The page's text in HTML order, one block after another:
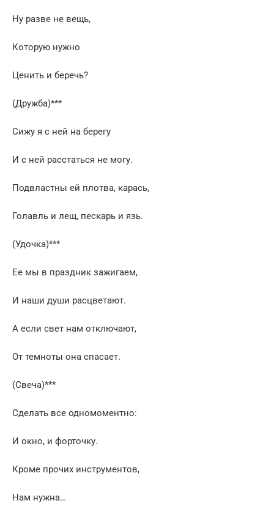
Ну разве не вещь,
Которую нужно
Ценить и беречь?
(Дружба)***
Сижу я с ней на берегу
И с ней расстаться не могу.
Подвластны ей плотва, карась,
Голавль и лещ, пескарь и язь.
(Удочка)***
Ее мы в праздник зажигаем,
И наши души расцветают.
А если свет нам отключают,
От темноты она спасает.
(Свеча)***
Сделать все одномоментно:
И окно, и форточку.
Кроме прочих инструментов,
Нам нужна…